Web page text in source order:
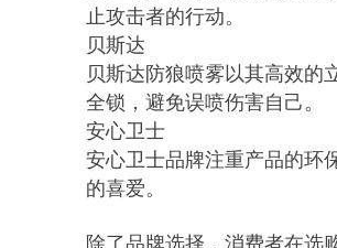
止攻击者的行动。
贝斯达
贝斯达防狼喷雾以其高效的
全锁，避免误喷伤害自己。
安心卫士
安心卫士品牌注重产品的环
的喜爱。
除了品牌选择，消费者在选